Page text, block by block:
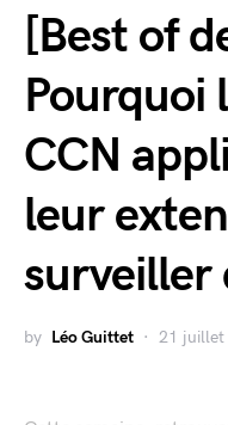
[Best of
Pourquoi
CCN
leur
surveiller
by Léo Guittet 21 juillet